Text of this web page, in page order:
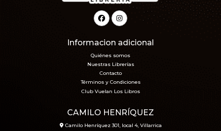
Informacion adicional
Quiénes somos
Nuestras Librerías
Contacto
Términos y Condiciones
Club Vuelan Los Libros
CAMILO HENRÍQUEZ
Camilo Henríquez 301, local 4, Villarrica